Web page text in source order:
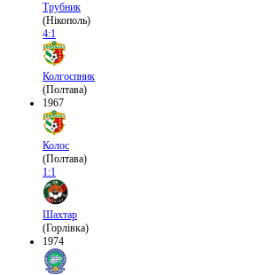
Трубник
(Нікополь)
4:1
Колгоспник
(Полтава)
1967
Колос
(Полтава)
1:1
Шахтар
(Горлівка)
1974